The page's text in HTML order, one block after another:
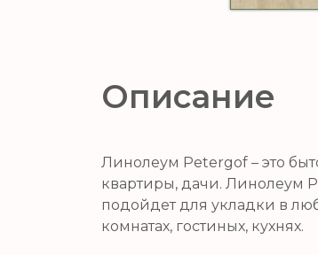
Описание
Линолеум Petergof – это
квартиры, дачи. Линолеум
подойдет для укладки в
комнатах, гостиных, кухнях.